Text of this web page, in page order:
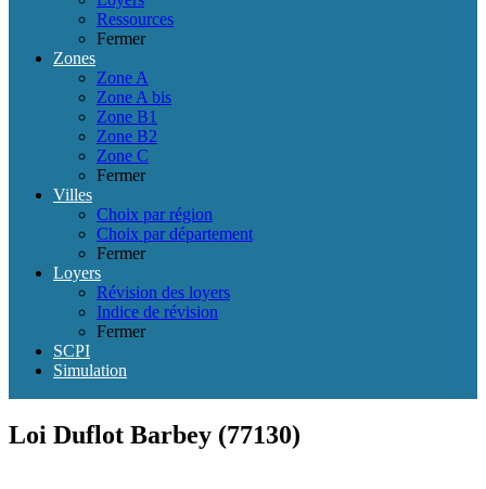
Ressources
Fermer
Zones
Zone A
Zone A bis
Zone B1
Zone B2
Zone C
Fermer
Villes
Choix par région
Choix par département
Fermer
Loyers
Révision des loyers
Indice de révision
Fermer
SCPI
Simulation
Loi Duflot Barbey (77130)